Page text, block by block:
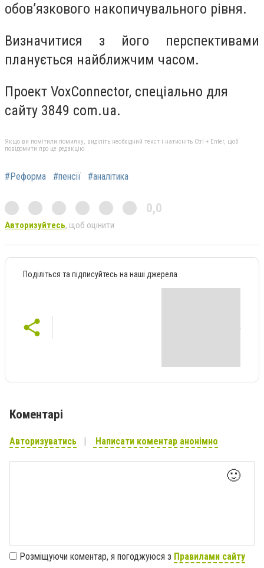
обов’язкового накопичувального рівня.
Визначитися з його перспективами
планується найближчим часом.
Проект VoxConnector, спеціально для
сайту 3849 com.ua.
Якщо ви помітили помилку, виділіть необхідний текст і натисніть Ctrl + Enter, щоб
повідомити про це редакцію
#Реформа #пенсії #аналітика
0,0
Авторизуйтесь, щоб оцінити
Поділіться та підписуйтесь на наші джерела
Коментарі
Авторизуватись Написати коментар анонімно
🙂
Розміщуючи коментар, я погоджуюся з Правилами сайту